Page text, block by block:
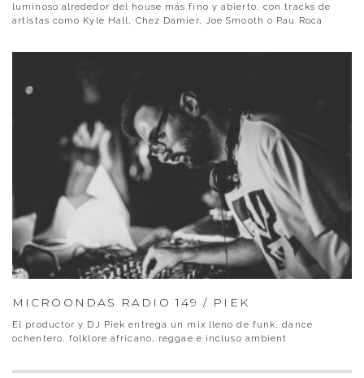
luminoso alrededor del house más fino y abierto, con tracks de
artistas como Kyle Hall, Chez Damier, Joe Smooth o Pau Roca
MICROONDAS RADIO 149 / PIEK
El productor y DJ Piek entrega un mix lleno de funk, dance
ochentero, folklore africano, reggae e incluso ambient